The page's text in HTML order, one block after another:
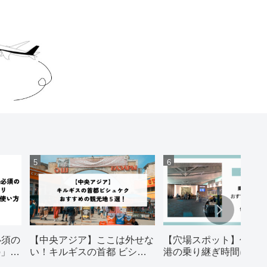
の
の
【中央アジア】ここは外せな
い！キルギスの首都 ビシュ
【穴場スポット】仁川
港の乗り継ぎ時間にお